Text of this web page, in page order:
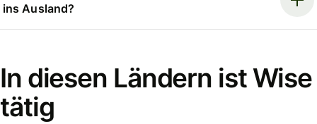
ins Ausland?
In diesen Ländern ist Wise
tätig